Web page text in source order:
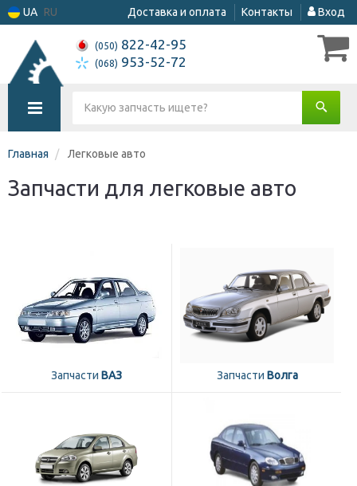
UA RU Доставка и оплата Контакты Вход
(050) 822-42-95
(068) 953-52-72
Главная Легковые авто
Запчасти для легковые авто
Запчасти ВАЗ Запчасти Волга